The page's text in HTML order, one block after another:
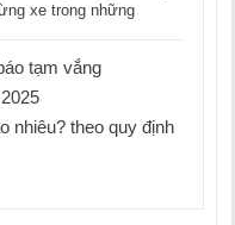
xe trong những
tạm vắng
nhiêu? theo quy định